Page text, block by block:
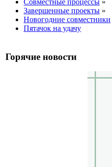
Завершенные проекты »
Новогодние совместники
Пятачок на удачу
Горячие новости